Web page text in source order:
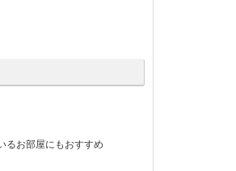
るお部屋にもおすすめ